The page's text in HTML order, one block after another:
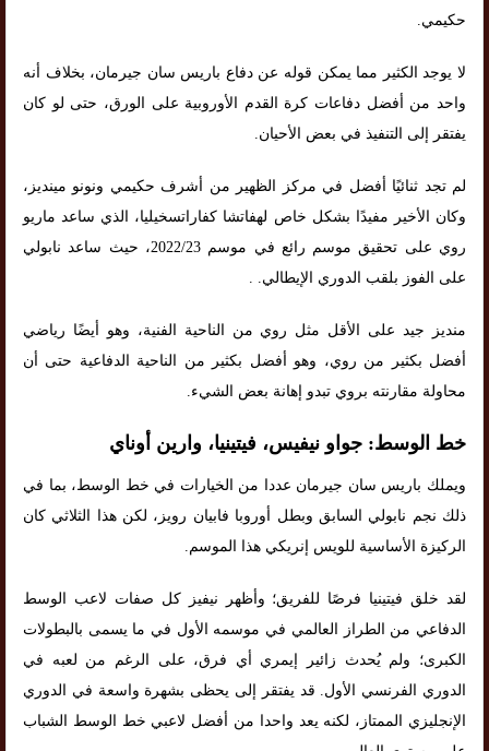
حكيمي.
لا يوجد الكثير مما يمكن قوله عن دفاع باريس سان جيرمان، بخلاف أنه
واحد من أفضل دفاعات كرة القدم الأوروبية على الورق، حتى لو كان
يفتقر إلى التنفيذ في بعض الأحيان.
لم تجد ثنائيًا أفضل في مركز الظهير من أشرف حكيمي ونونو مينديز،
وكان الأخير مفيدًا بشكل خاص لهفاتشا كفاراتسخيليا، الذي ساعد ماريو
روي على تحقيق موسم رائع في موسم 2022/23، حيث ساعد نابولي
على الفوز بلقب الدوري الإيطالي. .
منديز جيد على الأقل مثل روي من الناحية الفنية، وهو أيضًا رياضي
أفضل بكثير من روي، وهو أفضل بكثير من الناحية الدفاعية حتى أن
محاولة مقارنته بروي تبدو إهانة بعض الشيء.
خط الوسط: جواو نيفيس، فيتينيا، وارين أوناي
ويملك باريس سان جيرمان عددا من الخيارات في خط الوسط، بما في
ذلك نجم نابولي السابق وبطل أوروبا فابيان رويز، لكن هذا الثلاثي كان
الركيزة الأساسية للويس إنريكي هذا الموسم.
لقد خلق فيتينيا فرصًا للفريق؛ وأظهر نيفيز كل صفات لاعب الوسط
الدفاعي من الطراز العالمي في موسمه الأول في ما يسمى بالبطولات
الكبرى؛ ولم يُحدث زائير إيمري أي فرق، على الرغم من لعبه في
الدوري الفرنسي الأول. قد يفتقر إلى يحظى بشهرة واسعة في الدوري
الإنجليزي الممتاز، لكنه يعد واحدا من أفضل لاعبي خط الوسط الشباب